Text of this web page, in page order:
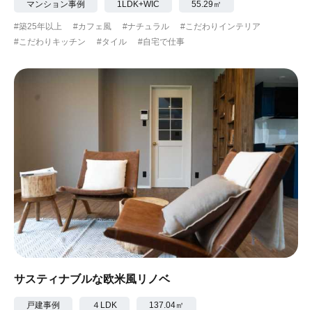
マンション事例 1LDK+WIC 55.29㎡
#築25年以上 #カフェ風 #ナチュラル
#こだわりインテリア
#こだわりキッチン
#タイル #自宅で仕事
サスティナブルな欧米風リノベ
戸建事例 ４LDK 137.04㎡